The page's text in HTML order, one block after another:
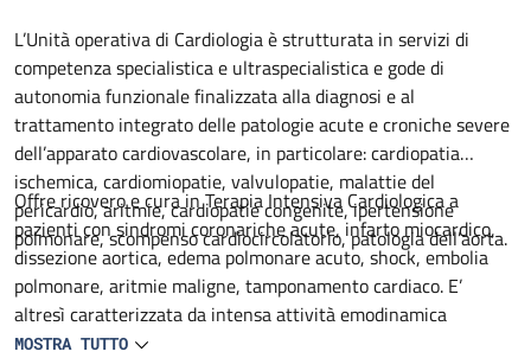
Descrizione
L’Unità operativa di Cardiologia è strutturata in servizi di
competenza specialistica e ultraspecialistica e gode di
autonomia funzionale finalizzata alla diagnosi e al
trattamento integrato delle patologie acute e croniche severe
dell’apparato cardiovascolare, in particolare: cardiopatia
ischemica, cardiomiopatie, valvulopatie, malattie del
pericardio, aritmie, cardiopatie congenite, ipertensione
polmonare, scompenso cardiocircolatorio, patologia dell’aorta.
Offre ricovero e cura in Terapia Intensiva Cardiologica a
pazienti con sindromi coronariche acute, infarto miocardico,
dissezione aortica, edema polmonare acuto, shock, embolia
polmonare, aritmie maligne, tamponamento cardiaco. E’
altresì caratterizzata da intensa attività emodinamica
diagnostica ed interventistica delle coronaropatie
MOSTRA TUTTO